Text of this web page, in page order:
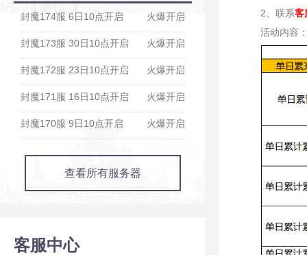
火爆开启
封魔174服 6日10点开启
火爆开启
封魔173服 30日10点开启
火爆开启
封魔172服 23日10点开启
火爆开启
封魔171服 16日10点开启
火爆开启
封魔170服 9日10点开启
查看所有服务器
客服中心
2、联系客
活动内容